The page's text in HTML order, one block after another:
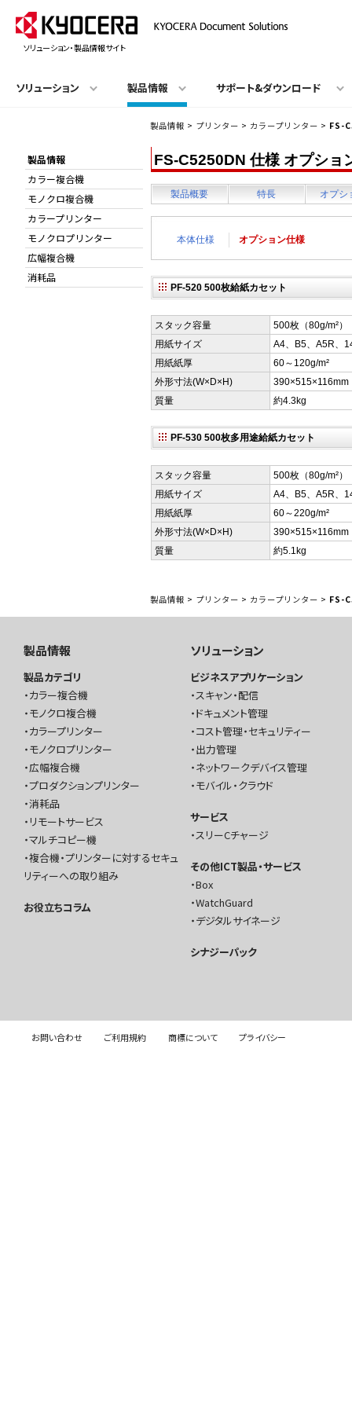
ソリューション・製品情報サイト
ソリューション 製品情報 サポート&ダウンロード
製品情報 > プリンター > カラープリンター > FS-
FS-C5250DN 仕様 オプショ
製品概要 特長 オプシ
本体仕様 オプション仕様
PF-520 500枚給紙カセット
スタック容量
500枚（80g/m²）
用紙サイズ
A4、B5、A5R、
用紙紙厚
60～120g/m²
外形寸法(W×D×H)
390×515×116mm
質量
約4.3kg
PF-530 500枚多用途給紙カセット
スタック容量
500枚（80g/m²）
用紙サイズ
A4、B5、A5R、
用紙紙厚
60～220g/m²
外形寸法(W×D×H)
390×515×116mm
質量
約5.1kg
製品情報
カラー複合機
モノクロ複合機
カラープリンター
モノクロプリンター
広幅複合機
消耗品
製品情報 > プリンター > カラープリンター > FS-
製品情報
製品カテゴリ
カラー複合機
モノクロ複合機
カラープリンター
モノクロプリンター
広幅複合機
プロダクションプリンター
消耗品
リモートサービス
マルチコピー機
複合機・プリンターに対するセキュ
リティーへの取り組み
お役立ちコラム
ソリューション
ビジネスアプリケーション
スキャン・配信
ドキュメント管理
コスト管理・セキュリティー
出力管理
ネットワークデバイス管理
モバイル・クラウド
サービス
スリーCチャージ
その他ICT製品・サービス
Box
WatchGuard
デジタルサイネージ
シナジーパック
お問い合わせ ご利用規約 商標について プライバシー